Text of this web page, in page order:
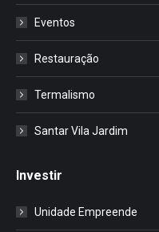
Eventos
Restauração
Termalismo
Santar Vila Jardim
Investir
Unidade Empreende